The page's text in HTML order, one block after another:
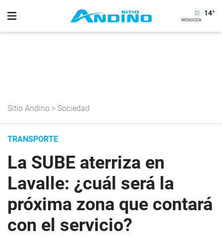
14°
Sitio Andino > Sociedad
TRANSPORTE
La SUBE aterriza en
Lavalle: ¿cuál será la
próxima zona que contará
con el servicio?